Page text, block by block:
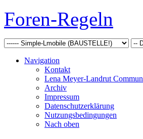
Foren-Regeln
Navigation
Kontakt
Lena Meyer-Landrut
Archiv
Impressum
Datenschutzerklärung
Nutzungsbedingungen
Nach oben